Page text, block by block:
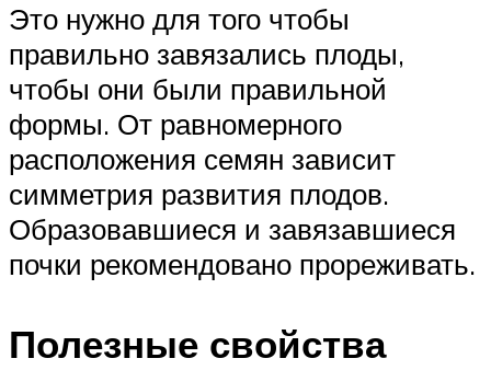
Это нужно для того чтобы
правильно завязались плоды,
чтобы они были правильной
формы. От равномерного
расположения семян зависит
симметрия развития плодов.
Образовавшиеся и завязавшиеся
почки рекомендовано прореживать.
Полезные свойства